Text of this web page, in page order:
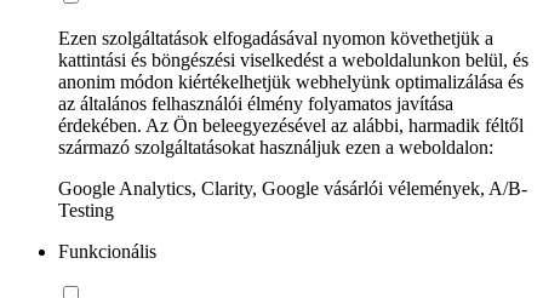
Ezen szolgáltatások elfogadásával nyomon követhetjük a
kattintási és böngészési viselkedést a weboldalunkon belül, és
anonim módon kiértékelhetjük webhelyünk optimalizálása és
az általános felhasználói élmény folyamatos javítása
érdekében. Az Ön beleegyezésével az alábbi, harmadik féltől
származó szolgáltatásokat használjuk ezen a weboldalon:
Google Analytics, Clarity, Google vásárlói vélemények, A/B-
Testing
Funkcionális